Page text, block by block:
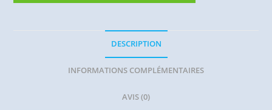
DESCRIPTION
INFORMATIONS COMPLÉMENTAIRES
AVIS (0)